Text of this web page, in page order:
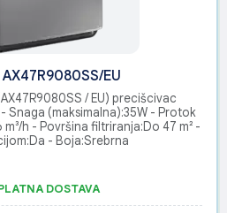
EU
/ EU) precišcivac
Snaga (maksimalna):35W - Protok
h - Površina filtriranja:Do 47 m² -
- Boja:Srebrna
DOSTAVA